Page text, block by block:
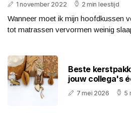
1 november 2022 2 min leestijd
Wanneer moet ik mijn hoofdkussen
tot matrassen vervormen weinig
Beste
jouw collega's
7 mei 2026 5